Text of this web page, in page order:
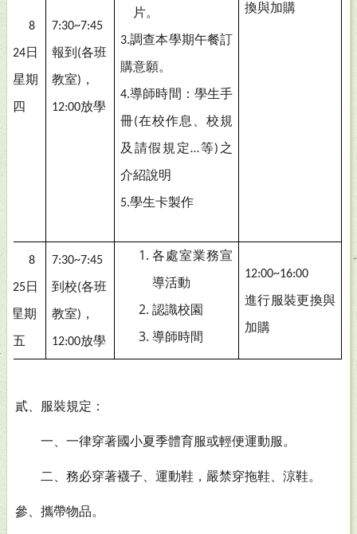
8
24日
星期
四
7:30~7:45
報到 (各班
教室) ，
12:00放學
片。
3.調查本學期午餐訂
購意願。
4.導師時間：學生手
冊(在校作息、校規
及請假規定…等) 之
介紹說明
5.學生卡製作
換與加購
8
25日
星期
五
7:30~7:45
到校(各班
教室) ，
12:00放學
各處室業務宣
導活動
認識校園
導師時間
12:00~16:00
進行服裝更換與
加購
貳、服裝規定：
一、一律穿著國小夏季體育服或輕便運動服。
二、務必穿著襪子、運動鞋，嚴禁穿拖鞋、涼鞋。
參、攜帶物品。